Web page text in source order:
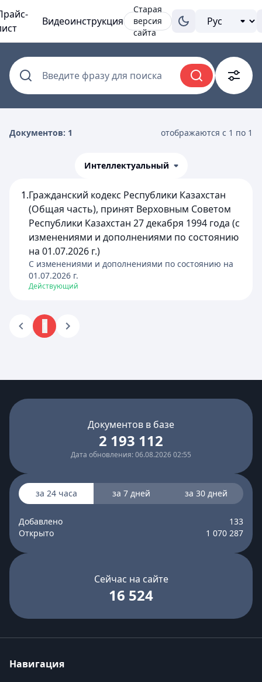
Видеоинструкция
Старая
версия
сайта
Введите фразу для поиска
Документов: 1 отображаются с 1 по 1
Интеллектуальный
1.Гражданский кодекс Республики Казахстан
(Общая часть), принят Верховным Советом
Республики Казахстан 27 декабря 1994 года (с
изменениями и дополнениями по состоянию
на 01.07.2026 г.)
C изменениями и дополнениями по состоянию на
01.07.2026 г.
Действующий
Документов в базе
2 193 112
Дата обновления: 06.08.2026 02:55
за 24 часа за 7 дней за 30 дней
Добавлено
133
Открыто
1 070 287
Сейчас на сайте
16 524
Навигация